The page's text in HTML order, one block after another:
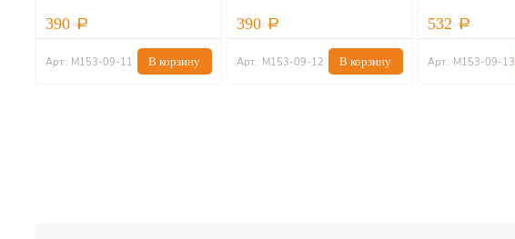
390
Арт.: М153-09-11 В корзину
390
Арт.: М153-09-12 В корзину
532
Арт.: М153-09-13